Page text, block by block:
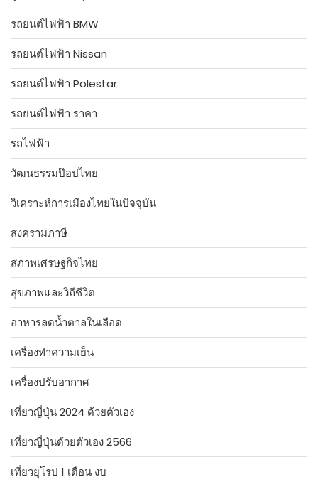
รถยนต์ไฟฟ้า BMW
รถยนต์ไฟฟ้า Nissan
รถยนต์ไฟฟ้า Polestar
รถยนต์ไฟฟ้า ราคา
รถไฟฟ้า
วัฒนธรรมป๊อปไทย
วิเคราะห์การเมืองไทยในปัจจุบัน
สงครามภาษี
สภาพเศรษฐกิจไทย
สุขภาพและวิถีชีวิต
อาหารลดน้ำตาลในเลือด
เครื่องทำความเย็น
เครื่องปรับอากาศ
เที่ยวญี่ปุ่น 2024 ด้วยตัวเอง
เที่ยวญี่ปุ่นด้วยตัวเอง 2566
เที่ยวยุโรป 1 เดือน งบ